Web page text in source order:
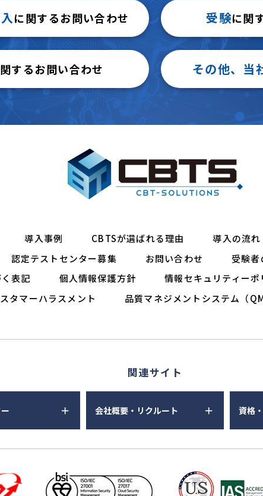
に関するお問い合わせ 受験に関
するお問い合わせ その他、当
導入事例 CBTSが選ばれる理由 導入の流れ
認定テストセンター募集 お問い合わせ 受験者
表記 個人情報保護方針 情報セキュリティーポ
タマーハラスメント
品質マネジメントシステム（
関連サイト
会社概要・リクルート 資格